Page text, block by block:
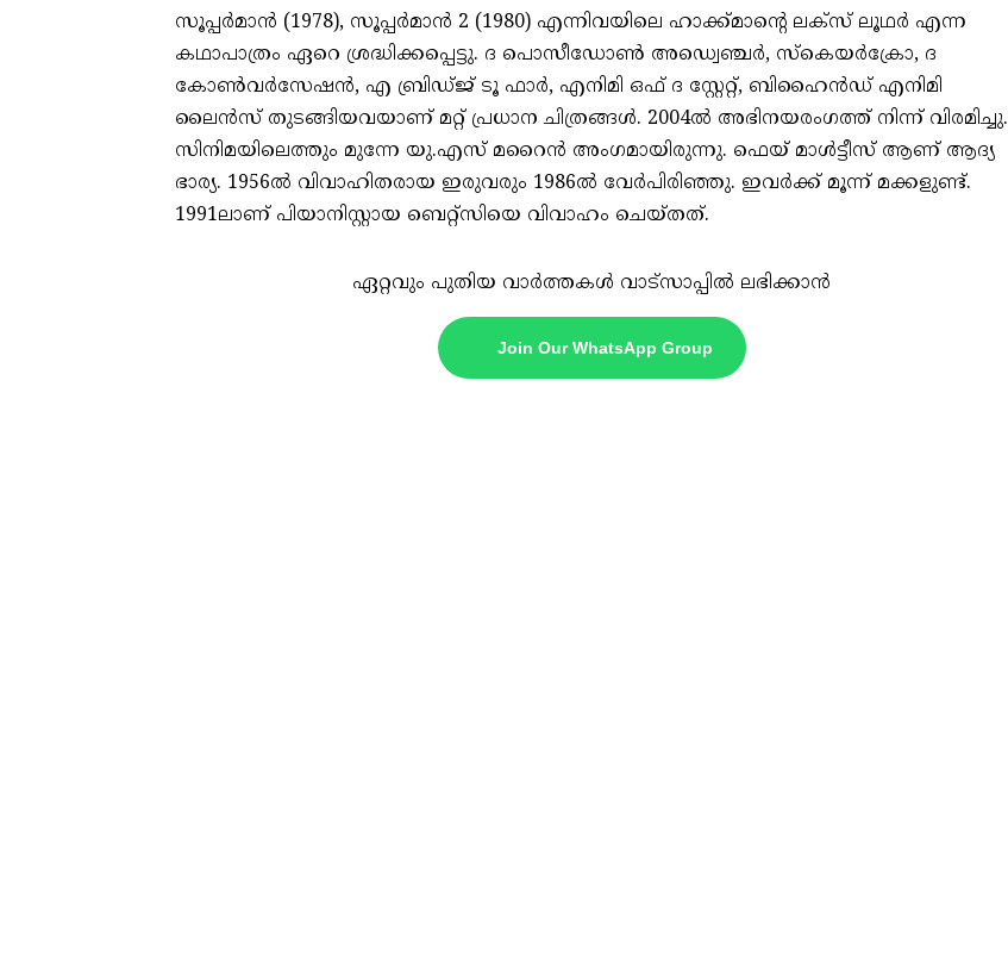
സൂപ്പർമാൻ (1978), സൂപ്പർമാൻ 2 (1980) എന്നിവയിലെ ഹാക്ക്മാന്റെ ലക്സ് ലൂഥർ എന്ന
കഥാപാത്രം ഏറെ ശ്രദ്ധിക്കപ്പെട്ടു. ദ പൊസീഡോൺ അഡ്വെഞ്ചർ, സ്‌കെയർക്രോ, ദ
കോൺവർസേഷൻ, എ ബ്രിഡ്ജ് ടൂ ഫാർ, എനിമി ഒഫ് ദ സ്റ്റേറ്റ്, ബിഹൈൻഡ് എനിമി
ലൈൻസ് തുടങ്ങിയവയാണ് മറ്റ് പ്രധാന ചിത്രങ്ങൾ. 2004ൽ അഭിനയരംഗത്ത് നിന്ന് വിരമിച്ചു.
സിനിമയിലെത്തും മുന്നേ യു.എസ് മറൈൻ അംഗമായിരുന്നു. ഫെയ് മാൾട്ടീസ് ആണ് ആദ്യ
ഭാര്യ. 1956ൽ വിവാഹിതരായ ഇരുവരും 1986ൽ വേർപിരിഞ്ഞു. ഇവർക്ക് മൂന്ന് മക്കളുണ്ട്.
1991ലാണ് പിയാനിസ്റ്റായ ബെറ്റ്‌സിയെ വിവാഹം ചെയ്തത്.
ഏറ്റവും പുതിയ വാർത്തകൾ വാട്സാപ്പിൽ ലഭിക്കാൻ
Join Our WhatsApp Group